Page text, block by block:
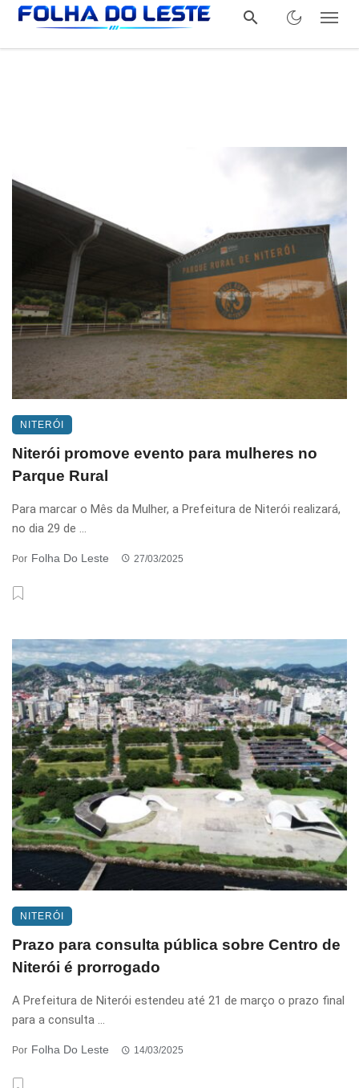
NITERÓI
Niterói promove evento para mulheres no
Parque Rural
Para marcar o Mês da Mulher, a Prefeitura de Niterói realizará,
no dia 29 de ...
Por Folha Do Leste 27/03/2025
NITERÓI
Prazo para consulta pública sobre Centro de
Niterói é prorrogado
A Prefeitura de Niterói estendeu até 21 de março o prazo final
para a consulta ...
Por Folha Do Leste 14/03/2025